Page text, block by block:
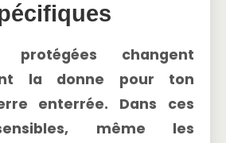
protégées changent
la donne pour ton
enterrée. Dans ces
même les